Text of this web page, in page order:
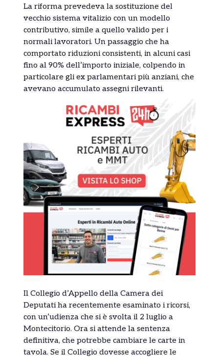
La riforma prevedeva la sostituzione del
vecchio sistema vitalizio con un modello
contributivo, simile a quello valido per i
normali lavoratori. Un passaggio che ha
comportato riduzioni consistenti, in alcuni casi
fino al 90% dell’importo iniziale, colpendo in
particolare gli ex parlamentari più anziani, che
avevano accumulato assegni rilevanti.
Il Collegio d’Appello della Camera dei
Deputati ha recentemente esaminato i ricorsi,
con un’udienza che si è svolta il 2 luglio a
Montecitorio. Ora si attende la sentenza
definitiva, che potrebbe cambiare le carte in
tavola. Se il Collegio dovesse accogliere le